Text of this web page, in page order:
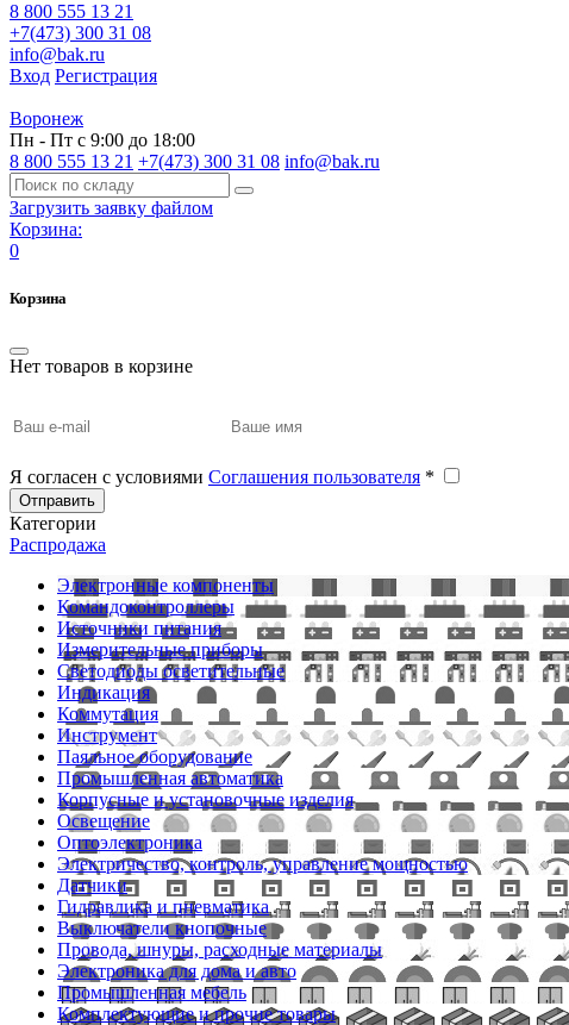
8 800 555 13 21
+7(473) 300 31 08
info@bak.ru
Вход Регистрация
Воронеж
Пн - Пт с 9:00 до 18:00
8 800 555 13 21 +7(473) 300 31 08 info@bak.ru
Загрузить заявку файлом
Корзина:
0
Корзина
Нет товаров в корзине
Я согласен с условиями Соглашения пользователя *
Отправить
Категории
Распродажа
Электронные компоненты
Командоконтроллеры
Источники питания
Измерительные приборы
Светодиоды осветительные
Индикация
Коммутация
Инструмент
Паяльное оборудование
Промышленная автоматика
Корпусные и установочные изделия
Освещение
Оптоэлектроника
Электричество, контроль, управление мощностью
Датчики
Гидравлика и пневматика
Выключатели кнопочные
Провода, шнуры, расходные материалы
Электроника для дома и авто
Промышленная мебель
Комплектующие и прочие товары